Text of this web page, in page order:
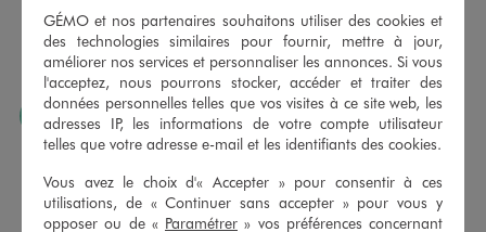
remboursement pour tout article non porté, non retouché,
sous 30 jours, sur simple présentation du ticket de caisse,
dans tous les magasins GÉMO.
JE PEUX FAIRE RETOUCHER MES ARTICLES
Ourlets, ceintures… vous avez la possibilité de faire
sont à votre disposition sur simple demande. Voir
conditions en magasins.
GÉMO et nos partenaires souhaitons utiliser des cookies et
des technologies similaires pour fournir, mettre à jour,
améliorer nos services et personnaliser les annonces. Si vous
l'acceptez, nous pourrons stocker, accéder et traiter des
données personnelles telles que vos visites à ce site web, les
adresses IP, les informations de votre compte utilisateur
telles que votre adresse e-mail et les identifiants des cookies.
Vous avez le choix d'« Accepter » pour consentir à ces
utilisations, de « Continuer sans accepter » pour vous y
opposer ou de « Paramétrer » vos préférences concernant